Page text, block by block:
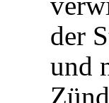
der
und